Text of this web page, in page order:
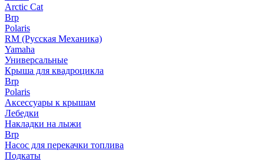
Arctic Cat
Brp
Polaris
RM (Русская Механика)
Yamaha
Универсальные
Крыша для квадроцикла
Brp
Polaris
Аксессуары к крышам
Лебедки
Накладки на лыжи
Brp
Насос для перекачки топлива
Подкаты